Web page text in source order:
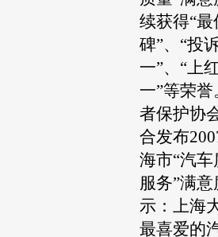
续获得“
碑”、“投
一”、“上
一”等荣
者保护协
合发布
海市“汽车
服务”满
示： 上海
最喜爱的